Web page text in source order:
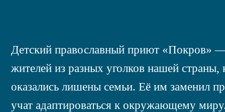
Детский православный приют «Покров»
жителей из разных уголков нашей страны,
оказались лишены семьи. Её им заменил
учат адаптироваться к окружающему